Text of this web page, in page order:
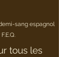
sang espagnol
tous les